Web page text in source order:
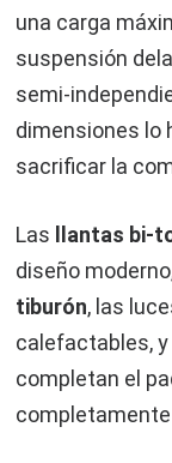
una carga
suspensión
semi-
dimensiones lo
sacrificar la
Las llantas bi-
diseño
tiburón, las
calefactables,
completan el